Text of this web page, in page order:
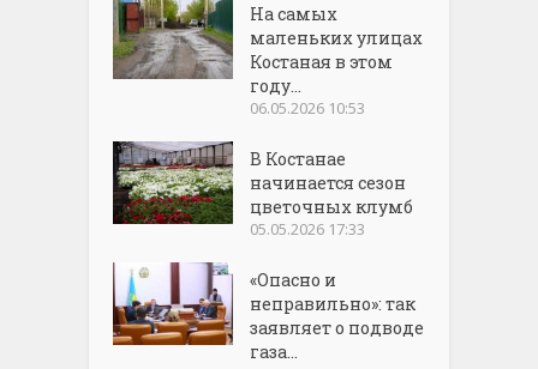
На самых
маленьких улицах
Костаная в этом
году...
06.05.2026 10:53
В Костанае
начинается сезон
цветочных клумб
05.05.2026 17:33
«Опасно и
неправильно»: так
заявляет о подводе
газа...